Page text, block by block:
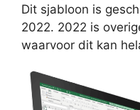
Dit sjabloon is
2022. 2022 is
waarvoor dit kan